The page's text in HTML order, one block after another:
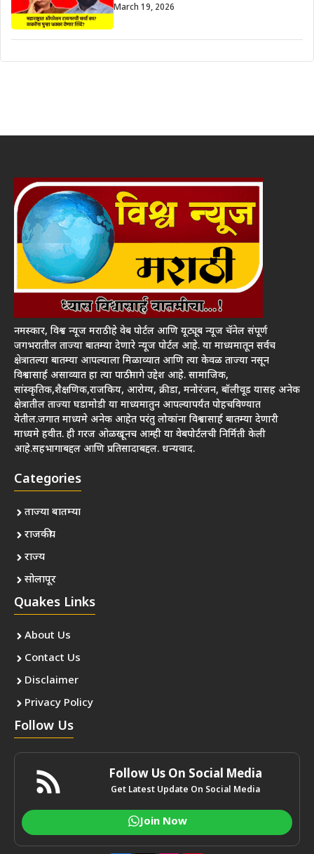
March 19, 2026
नमस्कार, विश्व न्यूज मराठी हे वेब पोर्टल आणि यूट्यूब न्यूज चॅनेल संपूर्ण
जगभरातील ताज्या बातम्या देणारे न्यूज पोर्टल आहे. या माध्यमातून सर्वच
क्षेत्रातल्या बातम्या आपल्याला मिळाव्यात आणि त्या केवळ ताज्या नसून
विश्वासार्ह असाव्यात हा त्या पाठीमागे उद्देश आहे. सामाजिक,
सांस्कृतिक,शैक्षणिक,राजकिय, आरोग्य, क्रीडा, मनोरंजन, बॉलीवूड यासह अनेक
क्षेत्रातील ताज्या घडामोडी या माध्यमातुन आपल्यापर्यंत पोहचविण्यात
येतील.जगात माध्यमे अनेक आहेत परंतु लोकांना विश्वासार्ह बातम्या देणारी
माध्यमे हवीत. ही गरज ओळखूनच आम्ही या वेबपोर्टलची निर्मिती केली
आहे.सहभागाबद्दल आणि प्रतिसादाबद्दल. धन्यवाद.
Categories
ताज्या बातम्या
राजकीय
राज्य
सोलापूर
Quakes Links
About Us
Contact Us
Disclaimer
Privacy Policy
Follow Us
Follow Us On Social Media
Get Latest Update On Social Media
Join Now